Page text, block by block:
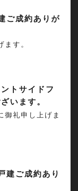
ご成約ありが
ます。
トサイドフ
います。
御礼申し上げま
建ご成約あり